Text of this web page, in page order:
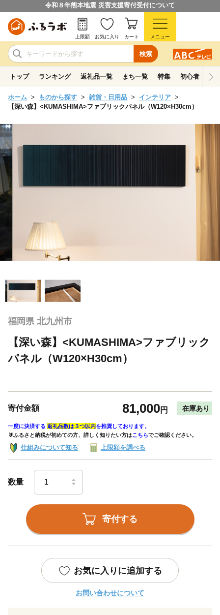
令和８年熊本地震 災害支援寄付受付について
検索
上限額 お気に入り カート メニュー
トップ ランキング 返礼品一覧 まち一覧 特集 初心者ガイド
ホーム ものから探す 雑貨・日用品
インテリア
【深い森】<KUMASHIMA>ファブリックパネル（W120×H30cm）
福岡県 北九州市
【深い森】<KUMASHIMA>ファブリック
パネル（W120×H30cm）
寄付金額 81,000円 在庫あり
一度に決済する 返礼品数は３つ以内を推奨しております。
🔰ふるさと納税が初めての方、詳しく知りたい方はこちらでご確認ください。
仕組みについて知る 上限額を調べる
数量
寄付する
お気に入りに追加する
お問い合わせについて